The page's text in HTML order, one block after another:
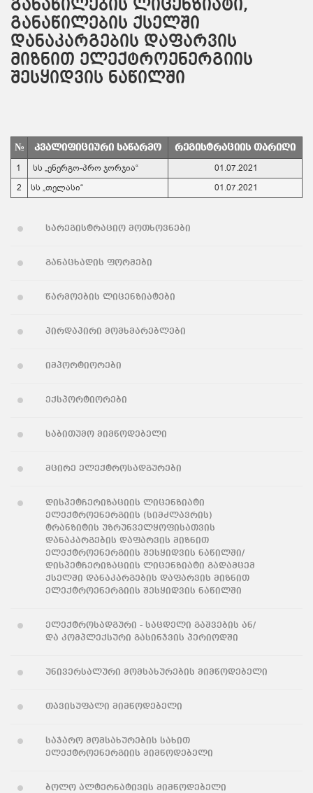
განაწილების ლიცენზიატი,
განაწილების ქსელში
დანაკარგების დაფარვის
მიზნით ელექტროენერგიის
შესყიდვის ნაწილში
№ კვალიფიციური საწარმო რეგისტრაციის თარიღი
1 სს „ენერგო-პრო ჯორჯია“
01.07.2021
2
სს „თელასი“ 01.07.2021
სარეგისტრაციო მოთხოვნები
განაცხადის ფორმები
წარმოების ლიცენზიატები
პირდაპირი მომხმარებლები
იმპორტიორები
ექსპორტიორები
საბითუმო მიმწოდებელი
მცირე ელექტროსადგურები
დისპეტჩერიზაციის ლიცენზიატი
ელექტროენერგიის (სიმძლავრის)
ტრანზიტის უზრუნველყოფისათვის
დანაკარგების დაფარვის მიზნით
ელექტროენერგიის შესყიდვის ნაწილში/
დისპეტჩერიზაციის ლიცენზიატი გადამცემ
ქსელში დანაკარგების დაფარვის მიზნით
ელექტროენერგიის შესყიდვის ნაწილში
ელექტროსადგური - საცდელი გაშვების ან/
და კომპლექსური გასინჯვის პერიოდში
უნივერსალური მომსახურების მიმწოდებელი
თავისუფალი მიმწოდებელი
საჯარო მომსახურების სახით
ელექტროენერგიის მიმწოდებელი
ბოლო ალტერნატივის მიმწოდებელი